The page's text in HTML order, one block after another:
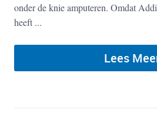
onder de knie amputeren. Omdat
heeft ...
Lees